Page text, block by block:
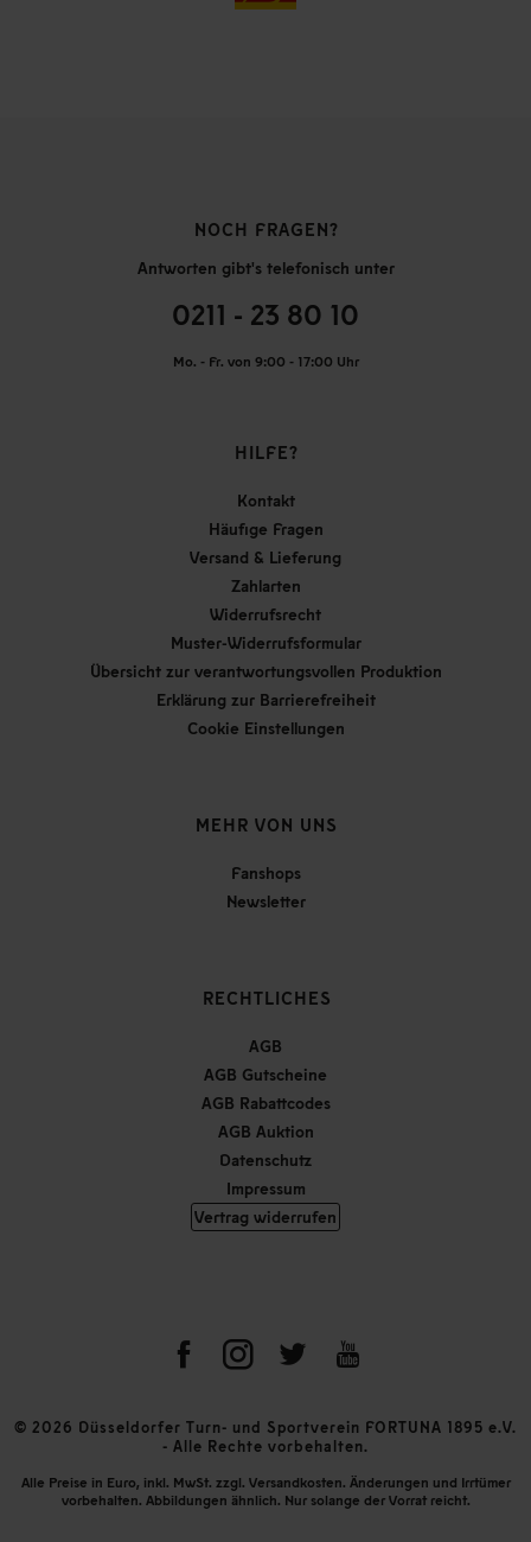
NOCH FRAGEN?
Antworten gibt's telefonisch unter
0211 - 23 80 10
Mo. - Fr. von 9:00 - 17:00 Uhr
HILFE?
Kontakt
Häufige Fragen
Versand & Lieferung
Zahlarten
Widerrufsrecht
Muster-Widerrufsformular
Übersicht zur verantwortungsvollen Produktion
Erklärung zur Barrierefreiheit
Cookie Einstellungen
MEHR VON UNS
Fanshops
Newsletter
RECHTLICHES
AGB
AGB Gutscheine
AGB Rabattcodes
AGB Auktion
Datenschutz
Impressum
Vertrag widerrufen
© 2026 Düsseldorfer Turn- und Sportverein FORTUNA 1895 e.V.
- Alle Rechte vorbehalten.
Alle Preise in Euro, inkl. MwSt. zzgl. Versandkosten. Änderungen und Irrtümer
vorbehalten. Abbildungen ähnlich. Nur solange der Vorrat reicht.